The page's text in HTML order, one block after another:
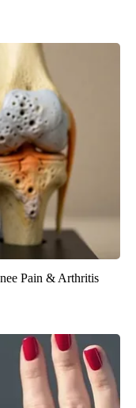
Pain & Arthritis